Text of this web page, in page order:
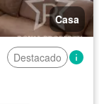
Casa
Destacado